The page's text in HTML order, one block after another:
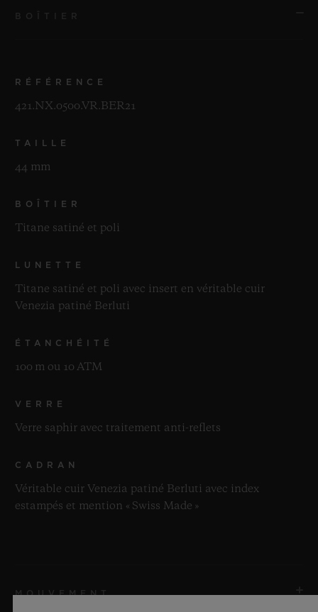
RÉFÉRENCE
421.NX.0500.VR.BER21
TAILLE
44 mm
BOÎTIER
Titane satiné et poli
LUNETTE
Titane satiné et poli avec insert en véritable cuir
Venezia patiné Berluti
ÉTANCHÉITÉ
100 m ou 10 ATM
VERRE
Verre saphir avec traitement anti-reflets
CADRAN
Véritable cuir Venezia patiné Berluti avec index
estampés et mention « Swiss Made »
MOUVEMENT